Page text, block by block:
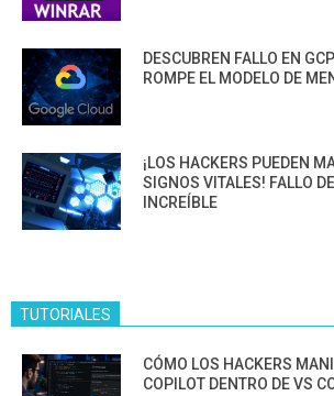
DESCUBREN FALLO EN
ROMPE EL MODELO DE
¡LOS HACKERS PUEDEN
SIGNOS VITALES! FALLO
INCREÍBLE
TUTORIALES
CÓMO LOS HACKERS
COPILOT DENTRO DE VS